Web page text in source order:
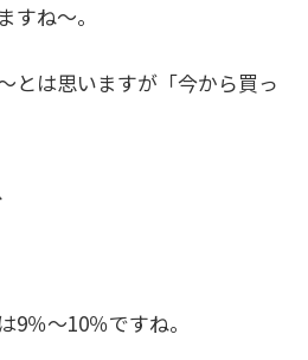
すね〜。
とは思いますが「今から買っ
％〜10％ですね。